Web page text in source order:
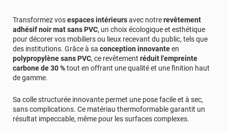
Transformez vosespaces intérieursavec notrerevêtement
adhésif noir mat sans PVC, un choix écologique et esthétique
pour décorer vos mobiliers ou lieux recevant du public, tels que
des institutions. Grâce à sa conception innovanteen
polypropylène sans PVC, ce revêtement réduit l'empreinte
carbone de 30 %tout en offrant une qualité et une finition haut
de gamme.
Sa colle structurée innovante permet une pose facile et à sec,
sans complications. Ce matériau thermoformable garantit un
résultat impeccable, même pour les surfaces complexes.